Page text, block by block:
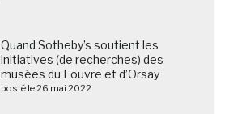
Quand Sotheby’s soutient les
initiatives (de recherches) des
musées du Louvre et d’Orsay
posté le 26 mai 2022